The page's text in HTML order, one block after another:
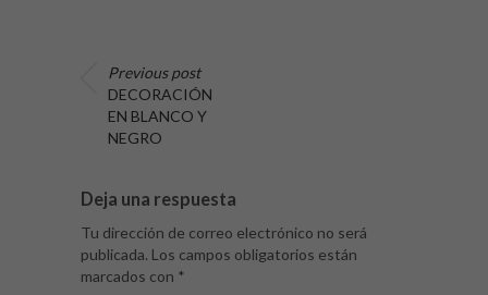
Previous post
DECORACIÓN
EN BLANCO Y
NEGRO
Deja una respuesta
Tu dirección de correo electrónico no será
publicada. Los campos obligatorios están
marcados con *